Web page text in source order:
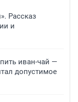
Рассказ
и
иван-чай —
допустимое